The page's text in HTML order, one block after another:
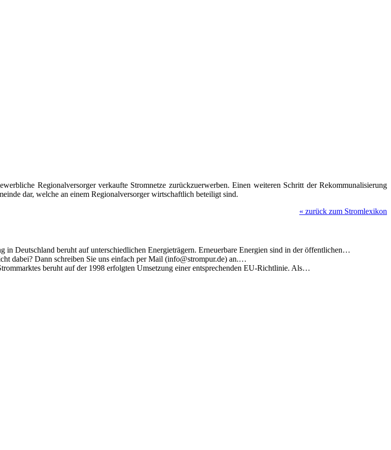
Regionalversorger verkaufte Stromnetze zurückzuerwerben. Einen weiteren Schritt der Rekommunalisierung
dar, welche an einem Regionalversorger wirtschaftlich beteiligt sind.
« zurück zum Stromlexikon
in Deutschland beruht auf unterschiedlichen Energieträgern. Erneuerbare Energien sind in der öffentlichen…
dabei? Dann schreiben Sie uns einfach per Mail (info@strompur.de) an.…
beruht auf der 1998 erfolgten Umsetzung einer entsprechenden EU-Richtlinie. Als…